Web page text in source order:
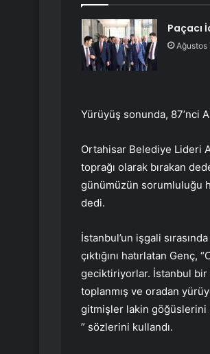
Paçacı
Ağustos
Yürüyüş sonunda, 87’nci
Ortahisar Belediye Lideri
toprağı olarak bırakan
günümüzün sorumluluğu
dedi.
İstanbul’un işgali
çıktığını hatırlatan
geciktiriyorlar. İstanbul bir
toplanmış ve oradan
gitmişler lakin göğüslerini
” sözlerini kullandı.